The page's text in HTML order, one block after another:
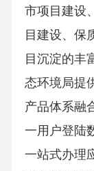
市项目建设
目建设、保
目沉淀的丰
态环境局提
产品体系融
一用户登陆
一站式办理